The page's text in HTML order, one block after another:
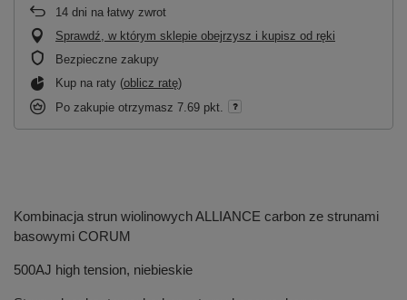
14 dni na łatwy zwrot
Sprawdź, w którym sklepie obejrzysz i kupisz od ręki
Bezpieczne zakupy
Kup na raty (oblicz ratę)
Po zakupie otrzymasz 7.69 pkt.
Kombinacja strun wiolinowych ALLIANCE carbon ze strunami
basowymi CORUM
500AJ high tension, niebieskie